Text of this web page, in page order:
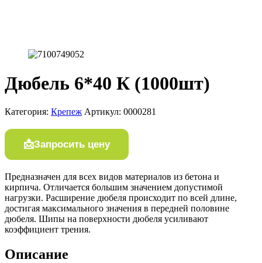
Дюбель 6*40 К (1000шт)
Категория: Крепеж Артикул: 0000281
Запросить цену
Предназначен для всех видов материалов из бетона и
кирпича. Отличается большим значением допустимой
нагрузки. Расширение дюбеля происходит по всей длине,
достигая максимального значения в передней половине
дюбеля. Шипы на поверхности дюбеля усиливают
коэффициент трения.
Описание